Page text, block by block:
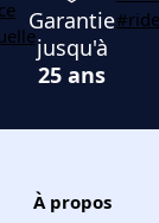
Garantie
jusqu'à
25 ans
À propos